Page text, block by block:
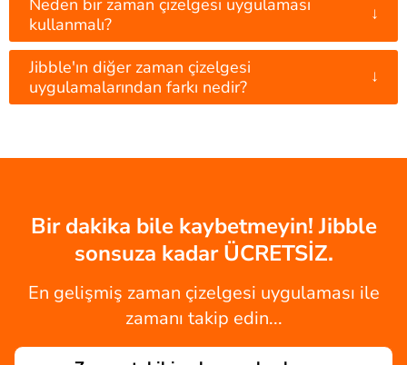
Neden bir zaman çizelgesi uygulaması
kullanmalı?
↓
Jibble'ın diğer zaman çizelgesi
uygulamalarından farkı nedir?
↓
Bir dakika bile kaybetmeyin! Jibble
sonsuza kadar ÜCRETSİZ.
En gelişmiş zaman çizelgesi uygulaması ile
zamanı takip edin...